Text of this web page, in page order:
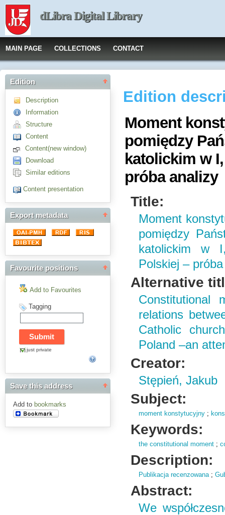
dLibra Digital Library
MAIN PAGE COLLECTIONS CONTACT
Edition
Description
Information
Structure
Content
Content(new window)
Download
Similar editions
Content presentation
Export metadata
Favourite positions
Add to Favourites
Tagging
just private
Save this address
Add to bookmarks
Edition
Moment
pomiędzy
katolickim w
próba analizy
Title:
Moment
pomiędzy
katolickim w
Polskiej –
Alternative
Constitutional
relations
Catholic
Poland –an
Creator:
Stępień, Jakub
Subject:
moment konstytucyjny ;
Keywords:
the constitutional moment ;
Description:
Publikacja recenzowana;
Abstract:
We